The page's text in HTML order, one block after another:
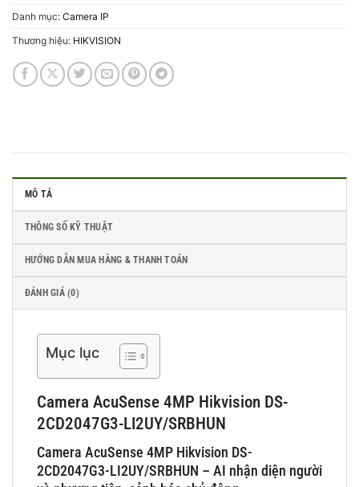
Danh mục: Camera IP
Thương hiệu: HIKVISION
MÔ TẢ
THÔNG SỐ KỸ THUẬT
HƯỚNG DẪN MUA HÀNG & THANH TOÁN
ĐÁNH GIÁ (0)
Mục lục
Camera AcuSense 4MP Hikvision DS-
2CD2047G3-LI2UY/SRBHUN
Camera AcuSense 4MP Hikvision DS-
2CD2047G3-LI2UY/SRBHUN – AI nhận diện người